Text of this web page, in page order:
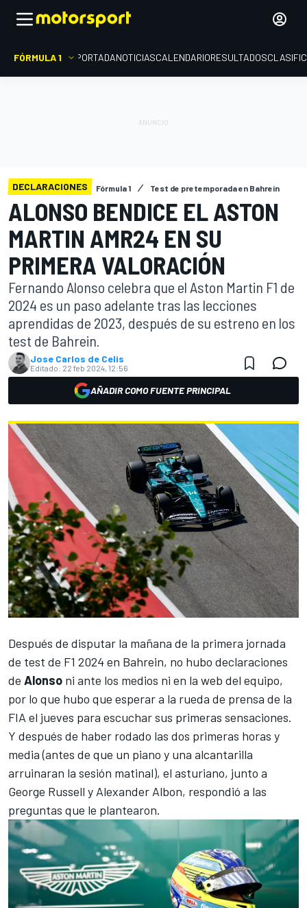
FÓRMULA 1 PORTADANOTICIASCALENDARIORESULTADOS
DECLARACIONES Fórmula 1 Test de pretemporada en Bahrein
ALONSO BENDICE EL ASTON
MARTIN AMR24 EN SU
PRIMERA VALORACIÓN
Fernando Alonso celebra que el Aston Martin F1 de
2024 es un paso adelante tras las lecciones
aprendidas de 2023, después de su estreno en los
test de Bahrein.
Jose Carlos de Celis
Editado: 22 feb 2024, 12:56
AÑADIR COMO FUENTE PRINCIPAL
Después de disputar la mañana de la primera jornada
de test de F1 2024 en Bahrein, no hubo declaraciones
de Alonso ni ante los medios ni en la web del equipo,
por lo que hubo que esperar a la rueda de prensa de la
FIA el jueves para escuchar sus primeras sensaciones.
Y después de haber rodado las dos primeras horas y
media (antes de que un piano y una alcantarilla
arruinaran la sesión matinal), el asturiano, junto a
George Russell y Alexander Albon, respondió a las
preguntas que le plantearon.